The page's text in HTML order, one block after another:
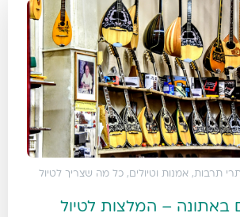
תרבות, אמנות וטיולים , כל מה שצריך לטיול
באתונה – המלצות לטיול